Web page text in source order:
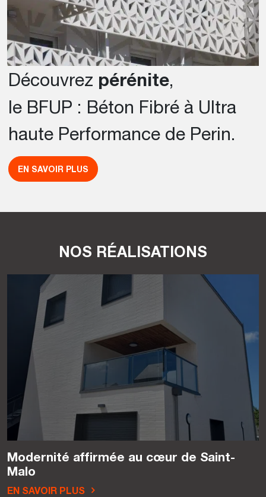
Découvrez pérénite,
le BFUP : Béton Fibré à Ultra
haute Performance de Perin.
EN SAVOIR PLUS
NOS RÉALISATIONS
Modernité affirmée au cœur de Saint-
Malo
EN SAVOIR PLUS